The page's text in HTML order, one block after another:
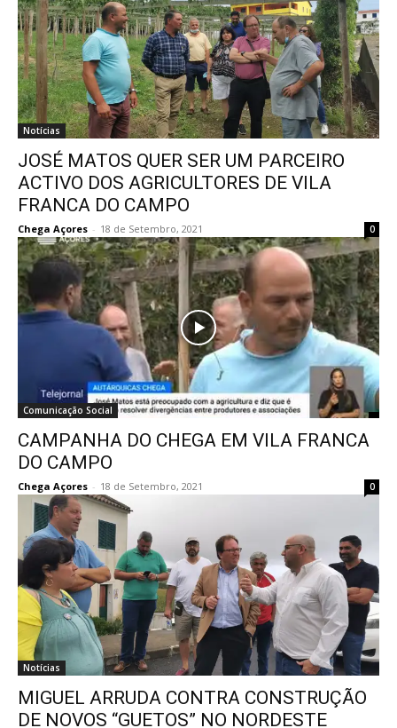
Notícias
JOSÉ MATOS QUER SER UM PARCEIRO
ACTIVO DOS AGRICULTORES DE VILA
FRANCA DO CAMPO
Chega Açores - 18 de Setembro, 2021 0
Comunicação Social
CAMPANHA DO CHEGA EM VILA FRANCA
DO CAMPO
Chega Açores - 18 de Setembro, 2021 0
Notícias
MIGUEL ARRUDA CONTRA CONSTRUÇÃO
DE NOVOS “GUETOS” NO NORDESTE